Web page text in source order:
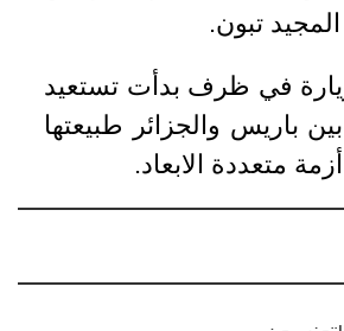
تبون.
في ظرف بدأت تستعيد
باريس والجزائر طبيعتها
متعددة الابعاد.